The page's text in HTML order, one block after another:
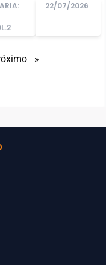
22/07/2026
page